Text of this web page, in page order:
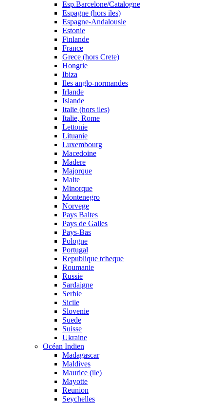
Esp.Barcelone/Catalogne
Espagne (hors iles)
Espagne-Andalousie
Estonie
Finlande
France
Grece (hors Crete)
Hongrie
Ibiza
Iles anglo-normandes
Irlande
Islande
Italie (hors iles)
Italie, Rome
Lettonie
Lituanie
Luxembourg
Macedoine
Madere
Majorque
Malte
Minorque
Montenegro
Norvege
Pays Baltes
Pays de Galles
Pays-Bas
Pologne
Portugal
Republique tcheque
Roumanie
Russie
Sardaigne
Serbie
Sicile
Slovenie
Suede
Suisse
Ukraine
Océan Indien
Madagascar
Maldives
Maurice (ile)
Mayotte
Reunion
Seychelles